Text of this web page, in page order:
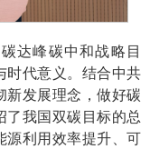
达峰碳中和战略目
时代意义。结合中共
新发展理念，做好碳
了我国双碳目标的总
源利用效率提升、可